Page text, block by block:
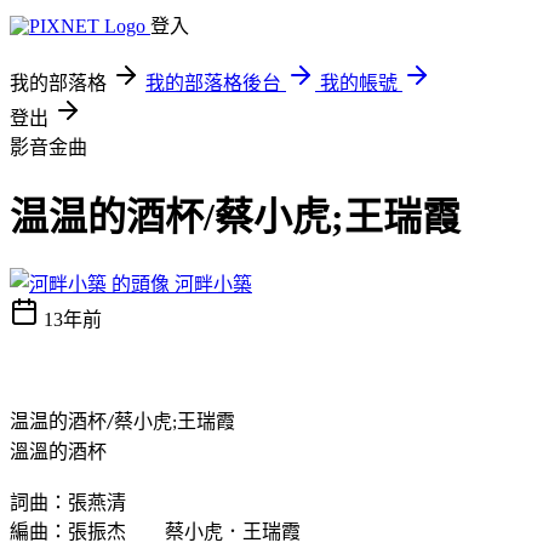
登入
我的部落格 我的部落格後台
我的帳號
登出
影音金曲
温温的酒杯/蔡小虎;王瑞霞
河畔小築
13年前
温温的酒杯/蔡小虎;王瑞霞
溫溫的酒杯
詞曲：張燕清
編曲：張振杰 蔡小虎．王瑞霞